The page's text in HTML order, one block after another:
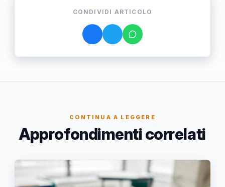
CONDIVIDI ARTICOLO
CONTINUA A LEGGERE
Approfondimenti correlati